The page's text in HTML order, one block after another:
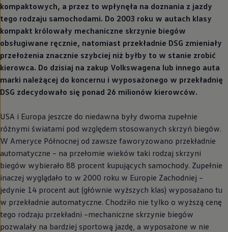
kompaktowych, a przez to wpłynęła na doznania z jazdy
tego rodzaju samochodami. Do 2003 roku w autach klasy
kompakt królowały mechaniczne skrzynie biegów
obsługiwane ręcznie, natomiast przekładnie DSG zmieniały
przełożenia znacznie szybciej niż byłby to w stanie zrobić
kierowca. Do dzisiaj na zakup Volkswagena lub innego auta
marki należącej do koncernu i wyposażonego w przekładnię
DSG zdecydowało się ponad 26 milionów kierowców.
USA i Europa jeszcze do niedawna były dwoma zupełnie
różnymi światami pod względem stosowanych skrzyń biegów.
W Ameryce Północnej od zawsze faworyzowano przekładnie
automatyczne – na przełomie wieków taki rodzaj skrzyni
biegów wybierało 88 procent kupujących samochody. Zupełnie
inaczej wyglądało to w 2000 roku w Europie Zachodniej –
jedynie 14 procent aut (głównie wyższych klas) wyposażano tu
w przekładnie automatyczne. Chodziło nie tylko o wyższą cenę
tego rodzaju przekładni –mechaniczne skrzynie biegów
pozwalały na bardziej sportową jazdę, a wyposażone w nie